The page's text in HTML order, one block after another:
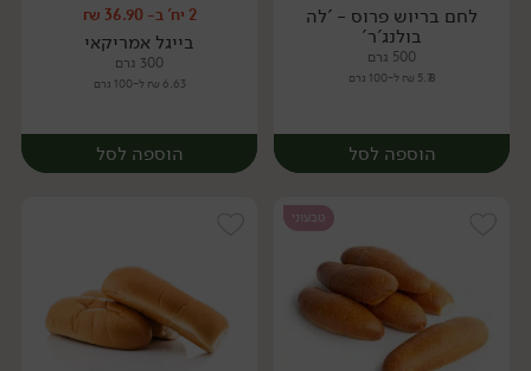
יח׳ יח׳
לחם בריוש פרוס - 'לה
בולנג'ר'
500 גרם
5.78 ₪ ל-100 גרם
הוספה לסל
2 יח' ב- 36.90 ₪
בייגל אמריקאי
300 גרם
6.63 ₪ ל-100 גרם
הוספה לסל
טבעוני